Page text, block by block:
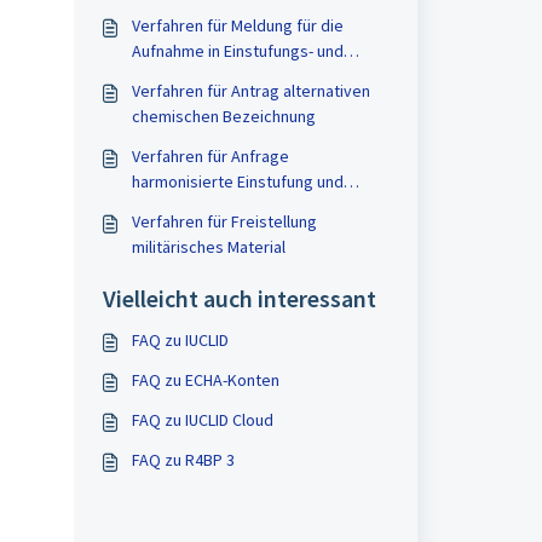
Verfahren für Meldung für die
Aufnahme in Einstufungs- und
Verfahren für Antrag alternativen
chemischen Bezeichnung
Verfahren für Anfrage
harmonisierte Einstufung und
Verfahren für Freistellung
militärisches Material
Vielleicht auch interessant
FAQ zu IUCLID
FAQ zu ECHA-Konten
FAQ zu IUCLID Cloud
FAQ zu R4BP 3